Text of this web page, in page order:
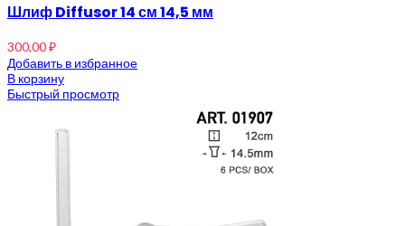
Шлиф Diffusor 14 см 14,5 мм
300,00₽
Добавить в избранное
В корзину
Быстрый просмотр